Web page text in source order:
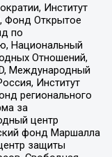
Институт
Фонд Открытое
по
Национальный
Отношений,
Международный
Институт
регионального
за
центр
фонд Маршалла
защиты